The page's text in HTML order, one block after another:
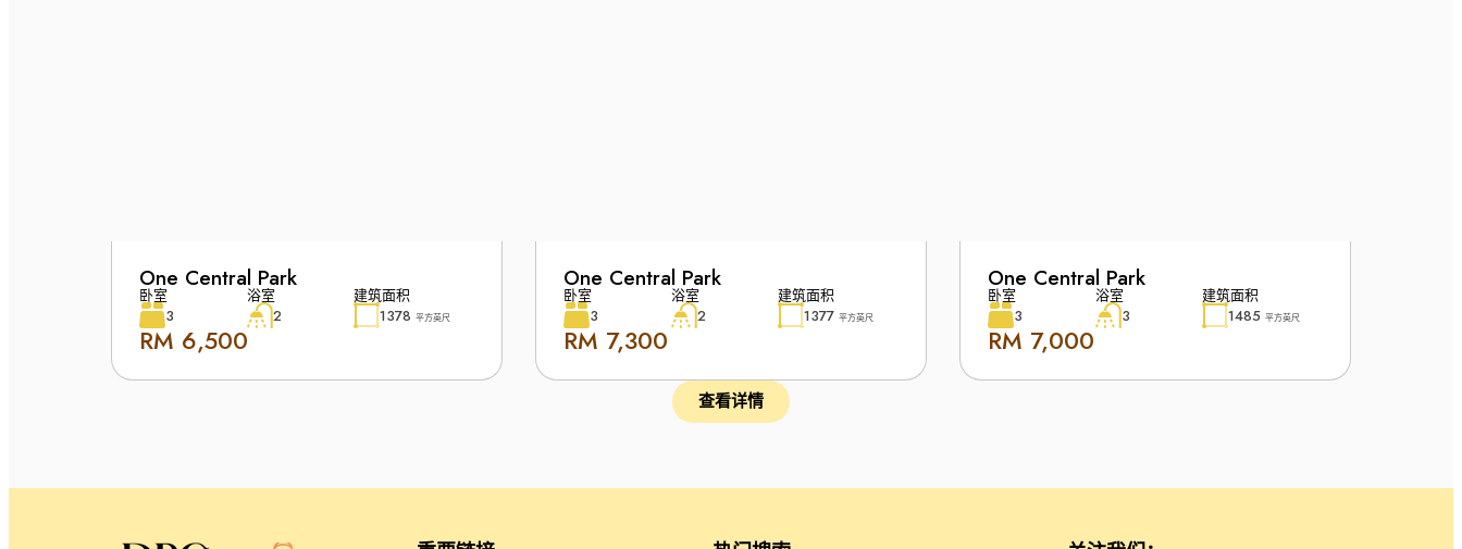
One Central Park
卧室
3
浴室
2
建筑面积
1378平方英尺
RM 6,500
One Central Park
卧室
3
浴室
2
建筑面积
1377平方英尺
RM 7,300
One Central Park
卧室
3
浴室
3
建筑面积
1485平方英尺
RM 7,000
查看详情